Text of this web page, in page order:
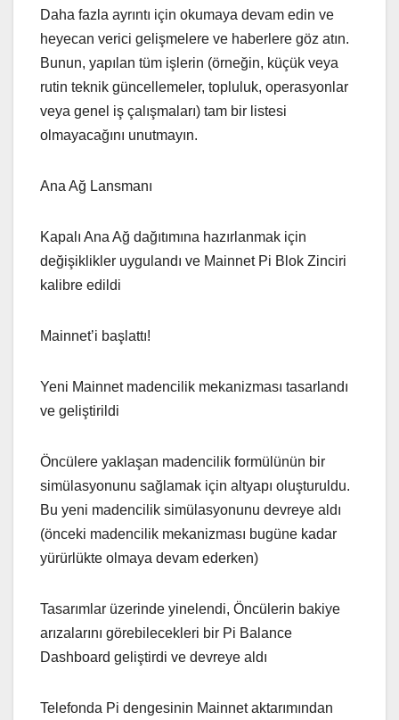
Daha fazla ayrıntı için okumaya devam edin ve
heyecan verici gelişmelere ve haberlere göz atın.
Bunun, yapılan tüm işlerin (örneğin, küçük veya
rutin teknik güncellemeler, topluluk, operasyonlar
veya genel iş çalışmaları) tam bir listesi
olmayacağını unutmayın.
Ana Ağ Lansmanı
Kapalı Ana Ağ dağıtımına hazırlanmak için
değişiklikler uygulandı ve Mainnet Pi Blok Zinciri
kalibre edildi
Mainnet’i başlattı!
Yeni Mainnet madencilik mekanizması tasarlandı
ve geliştirildi
Öncülere yaklaşan madencilik formülünün bir
simülasyonunu sağlamak için altyapı oluşturuldu.
Bu yeni madencilik simülasyonunu devreye aldı
(önceki madencilik mekanizması bugüne kadar
yürürlükte olmaya devam ederken)
Tasarımlar üzerinde yinelendi, Öncülerin bakiye
arızalarını görebilecekleri bir Pi Balance
Dashboard geliştirdi ve devreye aldı
Telefonda Pi dengesinin Mainnet aktarımından